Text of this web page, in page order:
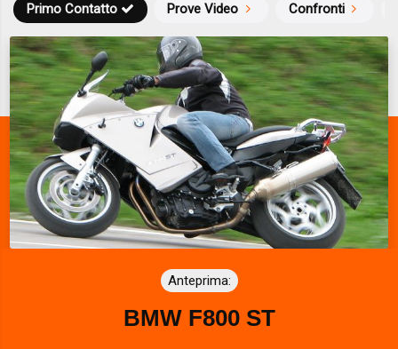
Prove Video Confronti
Primo Contatto
Anteprima:
BMW F800 ST